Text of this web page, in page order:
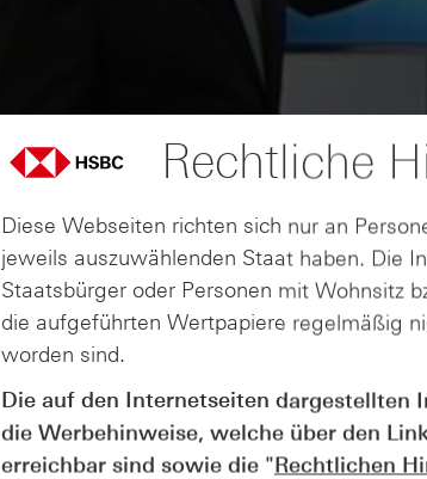
Rechtliche
Diese Webseiten richten sich nur an
jeweils auszuwählenden Staat haben. Die
Staatsbürger oder Personen mit Wohnsitz
die aufgeführten Wertpapiere regelmäßig
worden sind.
Die auf den Internetseiten dargestellten
die Werbehinweise, welche über den
erreichbar sind sowie die "Rechtlichen